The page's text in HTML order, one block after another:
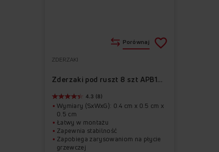
ZDERZAKI
Zderzaki pod ruszt 8 szt APB1003
4.3 (8)
Wymiary (SxWxG): 0.4 cm x 0.5 cm x
0.5 cm
Łatwy w montażu
Zapewnia stabilność
Zapobiega zarysowaniom na płycie
grzewczej
Porównaj